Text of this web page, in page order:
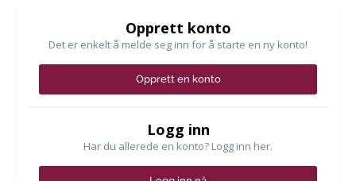
Opprett konto
Det er enkelt å melde seg inn for å starte en ny konto!
Opprett en konto
Logg inn
Har du allerede en konto? Logg inn her.